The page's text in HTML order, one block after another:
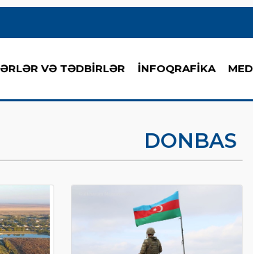
VƏ TƏDBİRLƏR İNFOQRAFİKA
DONBAS